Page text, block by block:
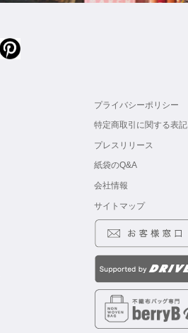
プライバシーポリシー
特定商取引に関する表記
プレスリリース
紙袋のQ&A
会社情報
サイトマップ